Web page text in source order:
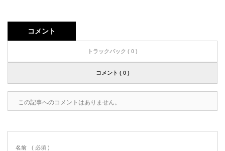
コメント
トラックバック ( 0 )
コメント ( 0 )
この記事へのコメントはありません。
名前 ( 必須 )